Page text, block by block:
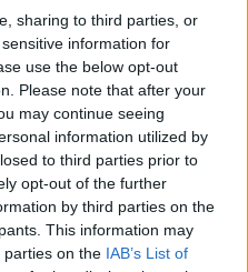
sharing to third parties, or
information for
use the below opt-out
Please note that after your
may continue seeing
information utilized by
to third parties prior to
opt-out of the further
by third parties on the
This information may
parties on the IAB’s List of
vpliva tudi na delovanje
bodo vztrajale še vsaj